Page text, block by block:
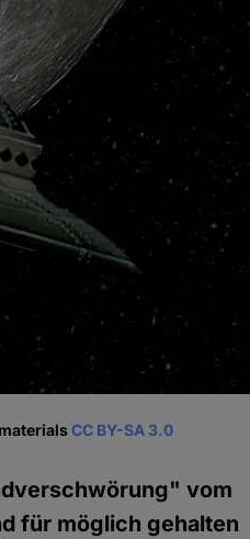
CC BY-SA 3.0
vom
für möglich gehalten